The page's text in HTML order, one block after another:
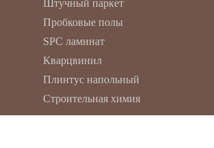
Штучный паркет
Пробковые полы
SPC ламинат
Кварцвинил
Плинтус напольный
Строительная химия